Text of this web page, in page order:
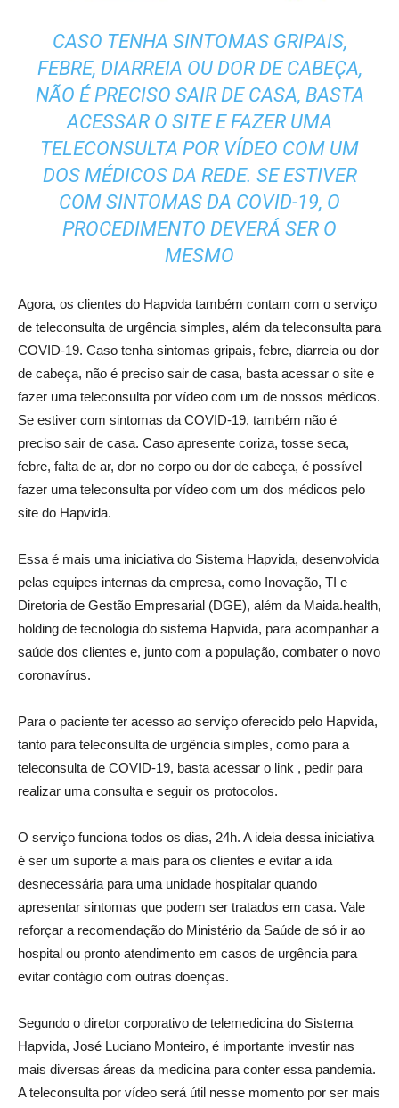
CASO TENHA SINTOMAS GRIPAIS,
FEBRE, DIARREIA OU DOR DE CABEÇA,
NÃO É PRECISO SAIR DE CASA, BASTA
ACESSAR O SITE E FAZER UMA
TELECONSULTA POR VÍDEO COM UM
DOS MÉDICOS DA REDE. SE ESTIVER
COM SINTOMAS DA COVID-19, O
PROCEDIMENTO DEVERÁ SER O
MESMO
Agora, os clientes do Hapvida também contam com o serviço
de teleconsulta de urgência simples, além da teleconsulta para
COVID-19. Caso tenha sintomas gripais, febre, diarreia ou dor
de cabeça, não é preciso sair de casa, basta acessar o site e
fazer uma teleconsulta por vídeo com um de nossos médicos.
Se estiver com sintomas da COVID-19, também não é
preciso sair de casa. Caso apresente coriza, tosse seca,
febre, falta de ar, dor no corpo ou dor de cabeça, é possível
fazer uma teleconsulta por vídeo com um dos médicos pelo
site do Hapvida.
Essa é mais uma iniciativa do Sistema Hapvida, desenvolvida
pelas equipes internas da empresa, como Inovação, TI e
Diretoria de Gestão Empresarial (DGE), além da Maida.health,
holding de tecnologia do sistema Hapvida, para acompanhar a
saúde dos clientes e, junto com a população, combater o novo
coronavírus.
Para o paciente ter acesso ao serviço oferecido pelo Hapvida,
tanto para teleconsulta de urgência simples, como para a
teleconsulta de COVID-19, basta acessar o link , pedir para
realizar uma consulta e seguir os protocolos.
O serviço funciona todos os dias, 24h. A ideia dessa iniciativa
é ser um suporte a mais para os clientes e evitar a ida
desnecessária para uma unidade hospitalar quando
apresentar sintomas que podem ser tratados em casa. Vale
reforçar a recomendação do Ministério da Saúde de só ir ao
hospital ou pronto atendimento em casos de urgência para
evitar contágio com outras doenças.
Segundo o diretor corporativo de telemedicina do Sistema
Hapvida, José Luciano Monteiro, é importante investir nas
mais diversas áreas da medicina para conter essa pandemia.
A teleconsulta por vídeo será útil nesse momento por ser mais